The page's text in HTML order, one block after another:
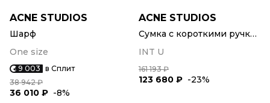
ACNE STUDIOS
Шарф
One size
9 003 в Сплит
38 942 ₽
36 010 ₽ -8%
ACNE STUDIOS
Сумка с короткими ручками
INT U
161 193 ₽
123 680 ₽ -23%